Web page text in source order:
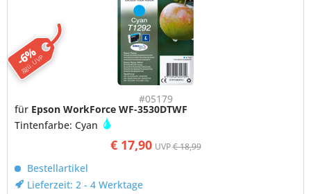
-6%
ggü. UVP
#05179
€ 17,90 UVP€ 18,99
für Epson WorkForce WF-3530DTWF
Tintenfarbe: Cyan
Bestellartikel
Lieferzeit: 2 - 4 Werktage